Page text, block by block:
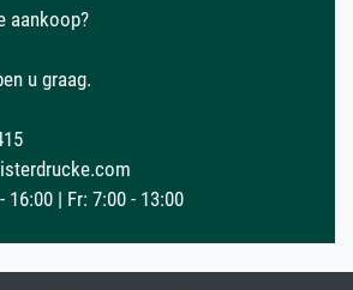
aankoop?
u graag.
16:00 | Fr: 7:00 - 13:00